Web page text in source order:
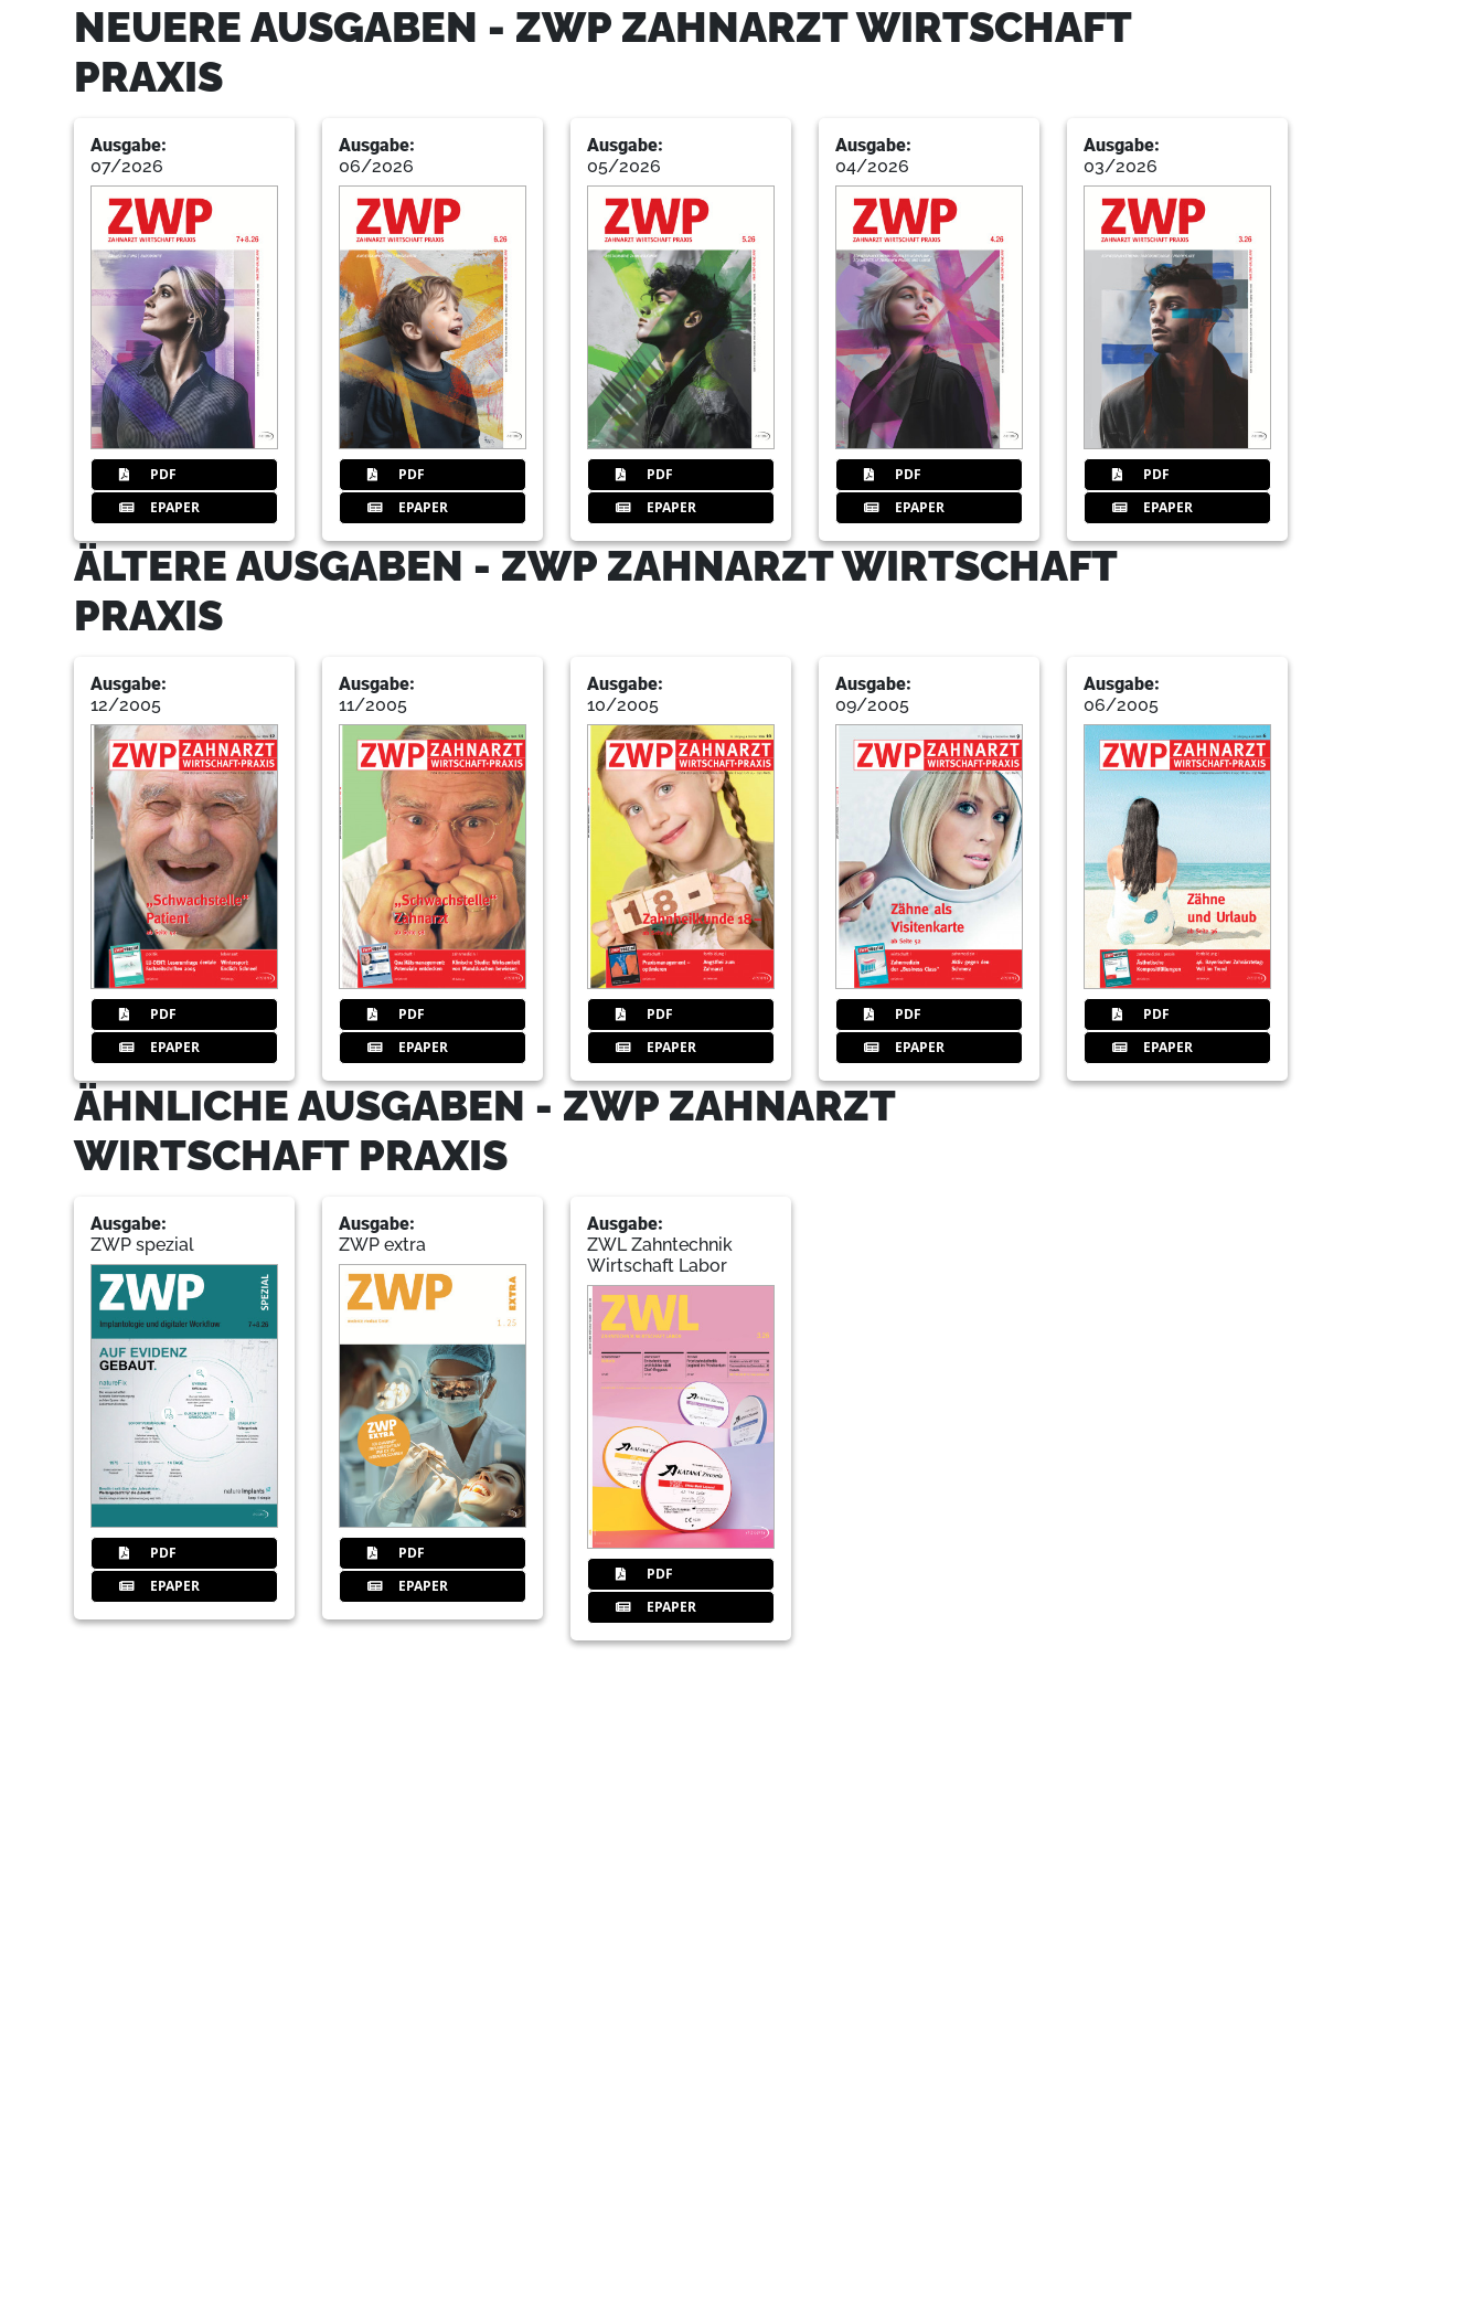
32Advisast
34 Bius
35Titel
36 Brodskiuihde
39Versandhaus
40Fmgantrag
41 Zmfokus
44Bach
52Briant
56Fangmann
60Hotz
62Dexcel
NEUERE AUSGABEN - ZWP ZAHNARZT WIRTSCHAFT
PRAXIS
Ausgabe:
07/2026
PDF
EPAPER
Ausgabe:
06/2026
PDF
EPAPER
Ausgabe:
05/2026
PDF
EPAPER
Ausgabe:
04/2026
PDF
EPAPER
Ausgabe:
03/2026
PDF
EPAPER
ÄLTERE AUSGABEN - ZWP ZAHNARZT WIRTSCHAFT
PRAXIS
Ausgabe:
12/2005
PDF
EPAPER
Ausgabe:
11/2005
PDF
EPAPER
Ausgabe:
10/2005
PDF
EPAPER
Ausgabe:
09/2005
PDF
EPAPER
Ausgabe:
06/2005
PDF
EPAPER
ÄHNLICHE AUSGABEN - ZWP ZAHNARZT
WIRTSCHAFT PRAXIS
Ausgabe:
ZWP spezial
PDF
EPAPER
Ausgabe:
ZWP extra
PDF
EPAPER
Ausgabe:
ZWL Zahntechnik
Wirtschaft Labor
PDF
EPAPER